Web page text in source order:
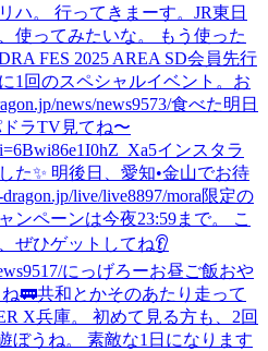
ハ。 行ってきまーす。 JR東日
使ってみたいな。 もう使った
FES 2025 AREA SD会員先行
1回のスペシャルイベント。お
news/news9573/食べた明日
ラTV見てね〜
インスタラ
た✨ 明後日、愛知•金山でお待
live/live8897/mora限定の
ンペーンは今夜23:59まで。 こ
ぜひゲットしてね👂
にっげろーお昼ご飯おや
🚃共和とかそのあたり走って
X兵庫。 初めて見る方も、2回
ぼうね。 素敵な1日になります